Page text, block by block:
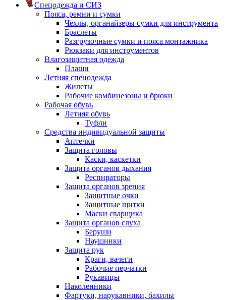
Спецодежда и СИЗ
Пояса, ремни и сумки
Чехлы, органайзеры сумки для инструмента
Браслеты
Разгрузочные сумки и пояса монтажника
Рюкзаки для инструментов
Влагозащитная одежда
Плащи
Летняя спецодежда
Жилеты
Рабочие комбинезоны и брюки
Рабочая обувь
Летняя обувь
Туфли
Средства индивидуальной защиты
Аптечки
Защита головы
Каски, каскетки
Защита органов дыхания
Респираторы
Защита органов зрения
Защитные очки
Защитные щитки
Маски сварщика
Защита органов слуха
Беруши
Наушники
Защита рук
Краги, вачеги
Рабочие перчатки
Рукавицы
Наколенники
Фартуки, нарукавники, бахилы